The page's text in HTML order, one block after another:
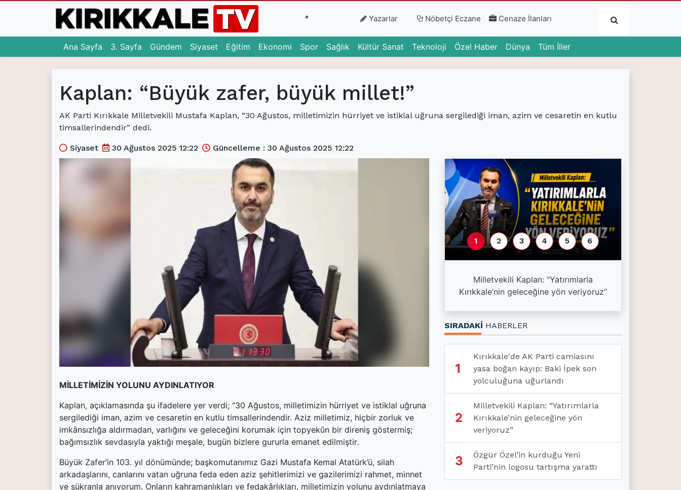
Submit
Ana Sayfa
(current)
(current)
(current)
(current)
(current)
(current)
° Yazarlar Nöbetçi Eczane Cenaze İlanları
Ana Sayfa 3. Sayfa (current)
Gündem (current)
Siyaset (current)
Eğitim (current)
Ekonomi (current)
Spor(current)
Sağlık (current)
Kültür Sanat (current)
Teknoloji (current)
Özel Haber(current)
Dünya (current)
Tüm İller
Kaplan: “Büyük zafer, büyük millet!”
AK Parti Kırıkkale Milletvekili Mustafa Kaplan, “30 Ağustos, milletimizin hürriyet ve istiklal uğruna sergilediği iman, azim ve cesaretin en kutlu
timsallerindendir” dedi.
Siyaset 30 Ağustos 2025 12:22 Güncelleme : 30 Ağustos 2025 12:22
MİLLETİMİZİN YOLUNU AYDINLATIYOR
Kaplan, açıklamasında şu ifadelere yer verdi; “30 Ağustos, milletimizin hürriyet ve istiklal uğruna
sergilediği iman, azim ve cesaretin en kutlu timsallerindendir. Aziz milletimiz, hiçbir zorluk ve
imkânsızlığa aldırmadan, varlığını ve geleceğini korumak için topyekûn bir direniş göstermiş;
bağımsızlık sevdasıyla yaktığı meşale, bugün bizlere gururla emanet edilmiştir.
Büyük Zafer’in 103. yıl dönümünde; başkomutanımız Gazi Mustafa Kemal Atatürk’ü, silah
arkadaşlarını, canlarını vatan uğruna feda eden aziz şehitlerimizi ve gazilerimizi rahmet, minnet
ve şükranla anıyorum. Onların kahramanlıkları ve fedakârlıkları, milletimizin yolunu aydınlatmaya
Özgür Özel’in kurduğu Yeni Parti’nin logosu
tartışma yarattı
Kırıkkale'de Kiralar Son Bir Yılda Ne Kadar
Milletvekili Kaplan: “Yatırımlarla
Kırıkkale’nin geleceğine yön veriyoruz”
1 2 3 4 5 6
SIRADAKİ HABERLER
1
Kırıkkale'de AK Parti camiasını
yasa boğan kayıp: Baki İpek son
yolculuğuna uğurlandı
2
Milletvekili Kaplan: “Yatırımlarla
Kırıkkale’nin geleceğine yön
veriyoruz”
3
Özgür Özel’in kurduğu Yeni
Parti’nin logosu tartışma yarattı